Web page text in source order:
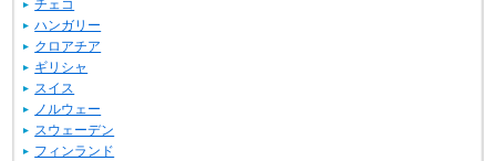
チェコ
ハンガリー
クロアチア
ギリシャ
スイス
ノルウェー
スウェーデン
フィンランド